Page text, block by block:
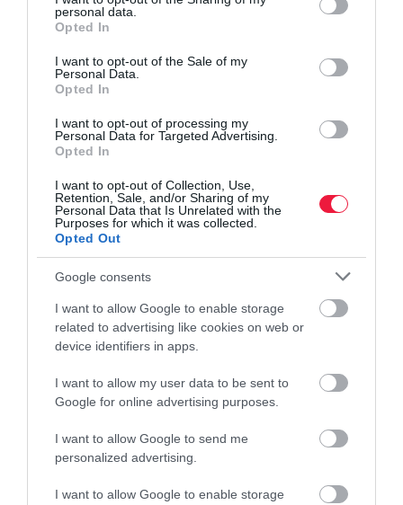
grant or deny consent to Google and its third-party tags to
use your data for below specified purposes in below Google
consent section.
personal data.
Opted In
I want to opt-out of the Sale of my
Personal Data.
Opted In
I want to opt-out of processing my
Personal Data for Targeted Advertising.
Opted In
I want to opt-out of Collection, Use,
Retention, Sale, and/or Sharing of my
Personal Data that Is Unrelated with the
Purposes for which it was collected.
Opted Out
Google consents
I want to allow Google to enable storage
related to advertising like cookies on web or
device identifiers in apps.
I want to allow my user data to be sent to
Google for online advertising purposes.
I want to allow Google to send me
personalized advertising.
I want to allow Google to enable storage
A szervezet célzottan keresi azokat a multinacionális cégeket,
be beszállítóként.
A VOSZ MultiMentor program szakmai hátterét a VOSZ
közreműködésével dolgozta ki. A kezdeményezés része a VOSZ
hosszú távú célkitűzésének, amely szerint a magyar
vállalkozások növelhetik termelékenységüket és nemzetközi
versenyképességüket – közvetlenül kapcsolódva a hazai és
külföldi nagyvállalatokhoz.
vállakozás vosz program
multinacionális cégek támogatás